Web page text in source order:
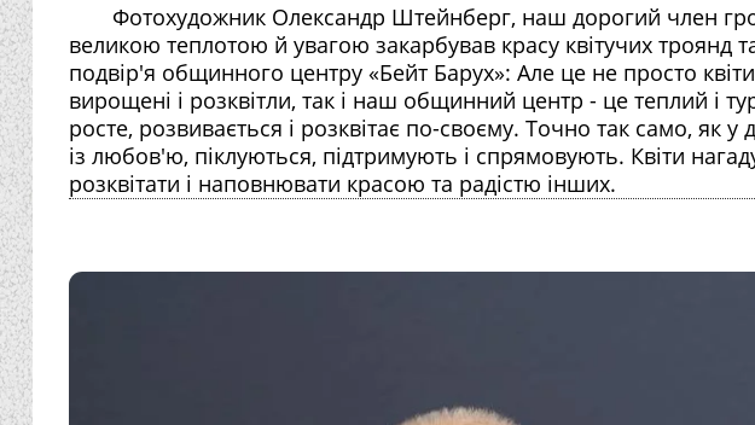
Фотохудожник Олександр Штейнберг, наш дорогий член
великою теплотою й увагою закарбував красу квітучих троянд
подвір'я общинного центру «Бейт Барух»: Але це не просто
вирощені і розквітли, так і наш общинний центр - це теплий і
росте, розвивається і розквітає по-своєму. Точно так само, як у
із любов'ю, піклуються, підтримують і спрямовують. Квіти
розквітати і наповнювати красою та радістю інших.